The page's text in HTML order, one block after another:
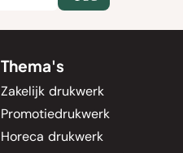
Thema's
Zakelijk drukwerk
Promotiedrukwerk
Horeca drukwerk